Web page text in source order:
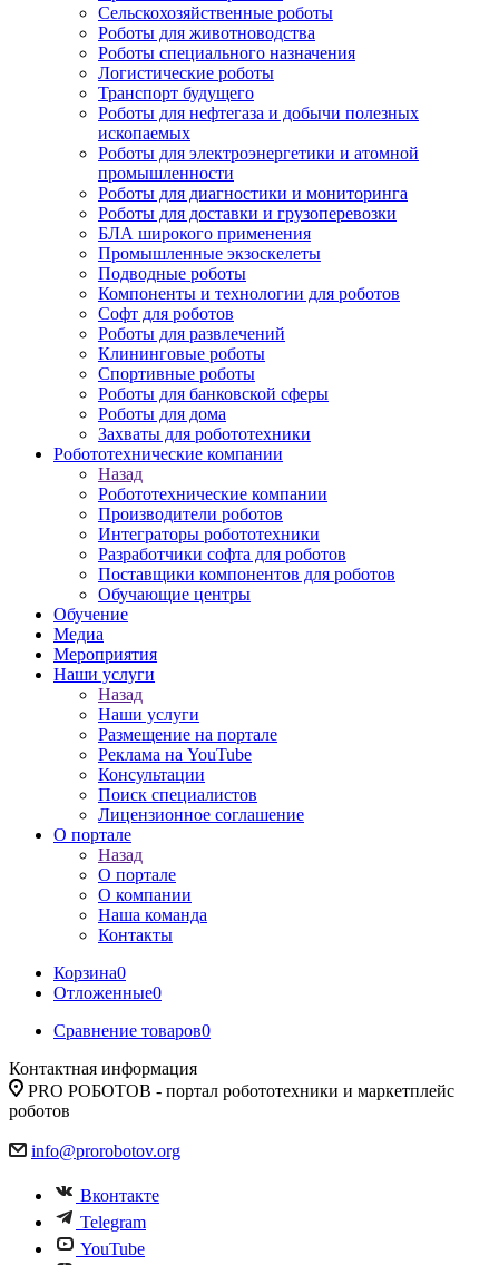
Сельскохозяйственные роботы
Роботы для животноводства
Роботы специального назначения
Логистические роботы
Транспорт будущего
Роботы для нефтегаза и добычи полезных
ископаемых
Роботы для электроэнергетики и атомной
промышленности
Роботы для диагностики и мониторинга
Роботы для доставки и грузоперевозки
БЛА широкого применения
Промышленные экзоскелеты
Подводные роботы
Компоненты и технологии для роботов
Софт для роботов
Роботы для развлечений
Клининговые роботы
Спортивные роботы
Роботы для банковской сферы
Роботы для дома
Захваты для робототехники
Робототехнические компании
Назад
Робототехнические компании
Производители роботов
Интеграторы робототехники
Разработчики софта для роботов
Поставщики компонентов для роботов
Обучающие центры
Обучение
Медиа
Мероприятия
Наши услуги
Назад
Наши услуги
Размещение на портале
Реклама на YouTube
Консультации
Поиск специалистов
Лицензионное соглашение
О портале
Назад
О портале
О компании
Наша команда
Контакты
Корзина0
Отложенные0
Сравнение товаров0
Контактная информация
PRO РОБОТОВ - портал робототехники и маркетплейс
роботов
info@prorobotov.org
Вконтакте
Telegram
YouTube